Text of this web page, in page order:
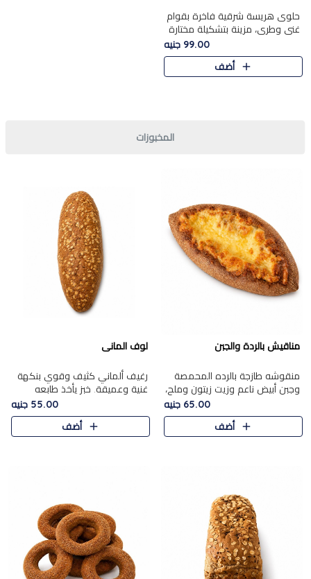
حلوى هريسة شرقية فاخرة بقوام
غني وطري، مزينة بتشكيلة مختارة
من المكسرات الفاخرة التي تضيف
قرمشة مميزة ونكهة غنية في كل
قطعة. تجمع بين المذاق..
99.00 جنيه
أضف
المخبوزات
مناقيش بالردة والجبن
منقوشه طازجة بالرده المحمصة
وجبن أبيض ناعم وزيت زيتون وملح،
مباشرة من الفرن.الرده مع نعومة
الجبن فوق عجينة طازجة.
65.00 جنيه
أضف
لوف المانى
رغيف ألماني كثيف وقوي بنكهة
غنية وعميقة. خبز يأخذ طابعه
55.00 جنيه
أضف